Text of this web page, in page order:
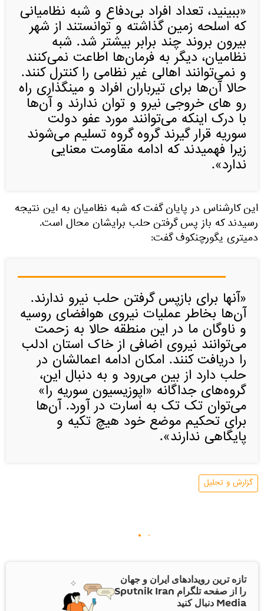
«ببینید، تعداد افراد بی‌دفاع و شبه نظامیانی
که اسلحه زمین گذاشته و توانستند از شهر
بیرون بروند چند برابر بیشتر شد. شبه
نظامیان، دیگر به فرمان‌ها اطاعت نمی‌کنند
و نمی‌توانند اهالی غیر نظامی را کنترل کنند.
حالا آن‌ها برای تیرباران افراد و مینگذاری راه
رو های خروجی نیرو و توان ندارند و آن‌ها
با درک اینکه می‌توانند مورد عفو دولت
سوریه قرار گیرند گروه گروه تسلیم می‌شوند
زیرا فهمیدند که ادامه مقاومت معنایی
ندارد».
این کارشناس در پایان گفت که شبه نظامیان به این نتیجه
رسیدند که باز پس گرفتن حلب برایشان محال است.
دمیتری یگورچنکوف گفت:
«آنها برای بازپس گرفتن حلب نیرو ندارند.
آن‌ها بخاطر عملیات نیروی هوافضای روسیه
و ناوگان ما در این منطقه حالا به زحمت
می‌توانند نیروی اضافی از خاک استان ادلب
را دریافت کنند. امکان ادامه اعمالشان در
حلب دارد از بین می‌رود و به دنبال این،
گروه‌های جداگانه «اپوزیسیون سوریه را»
می‌توان تک تک به اسارت در آورد. آن‌ها
برای تحکیم موضع خود هیچ تکیه و
پایگاهی ندارند».
گزارش و تحلیل
تازه ترین رویدادهای ایران و جهان
را از صفحه تلگرام Sputnik Iran
Media دنبال کنید